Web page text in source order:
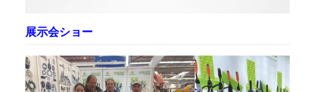
展示会ショー